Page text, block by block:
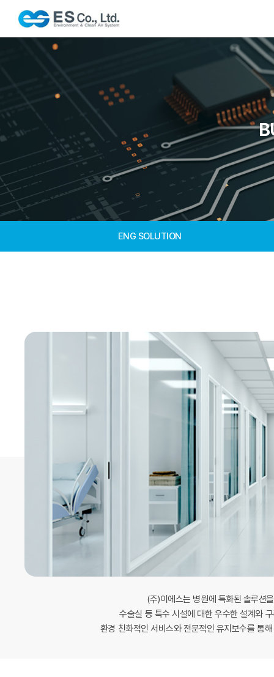
ENG SOLUTION
(주)이에스는 병원에 특화된 솔루션
수술실 등 특수 시설에 대한 우수한 설계와
환경 친화적인 서비스와 전문적인 유지보수를 통